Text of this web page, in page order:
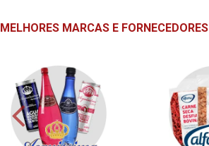
MELHORES MARCAS E FORNECEDORES